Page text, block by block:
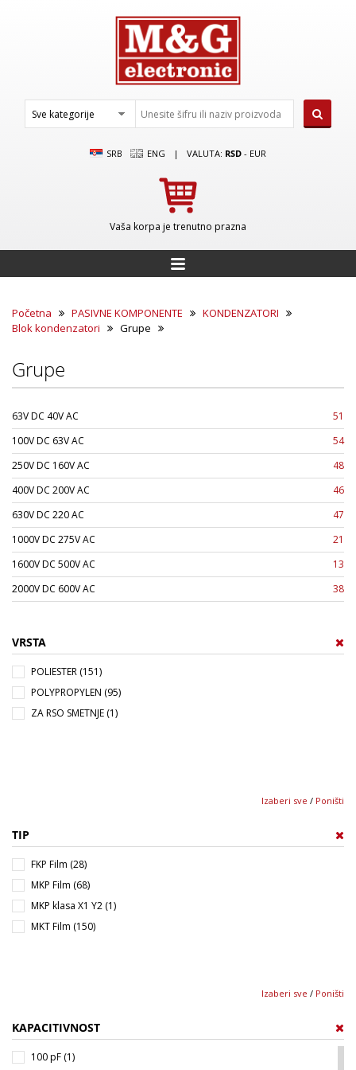
SRB ENG | VALUTA: RSD - EUR
Vaša korpa je trenutno prazna
Početna PASIVNE KOMPONENTE
KONDENZATORI
Blok kondenzatori
Grupe
Grupe
63V DC 40V AC
51
100V DC 63V AC
54
250V DC 160V AC
48
400V DC 200V AC
46
630V DC 220 AC
47
1000V DC 275V AC
21
1600V DC 500V AC
13
2000V DC 600V AC
38
VRSTA
POLIESTER (151)
POLYPROPYLEN (95)
ZA RSO SMETNJE (1)
Izaberi sve / Poništi
TIP
FKP Film (28)
MKP Film (68)
MKP klasa X1 Y2 (1)
MKT Film (150)
Izaberi sve / Poništi
KAPACITIVNOST
100 pF (1)